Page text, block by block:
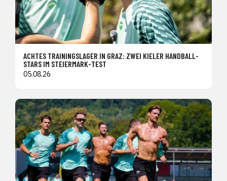
ACHTES TRAININGSLAGER IN GRAZ: ZWEI KIELER HANDBALL-
STARS IM STEIERMARK-TEST
05.08.26